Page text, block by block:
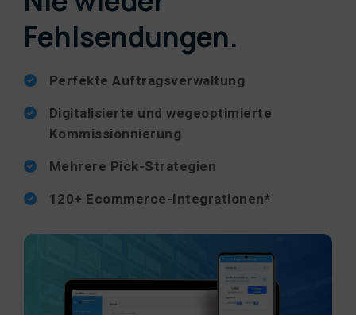
Fehlsendungen.
Perfekte Auftragsverwaltung
Digitalisierte und wegeoptimierte
Kommissionnierung
Mehrere Pick-Strategien
120+ Ecommerce-Integrationen*